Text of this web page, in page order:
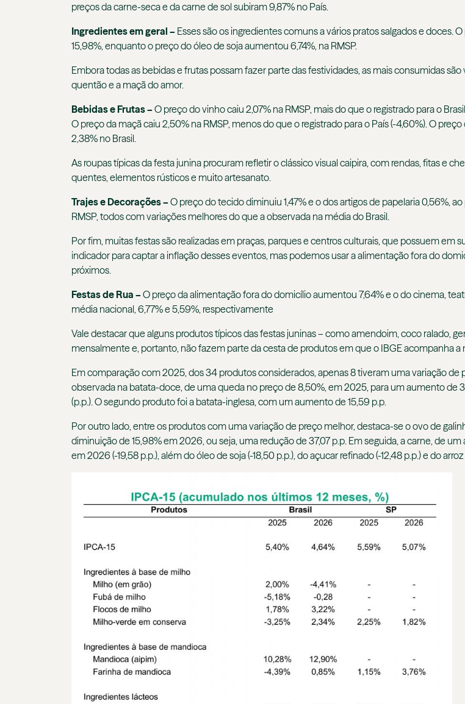
preços da carne-seca e da carne de sol subiram 9,87% no País.
Ingredientes em geral – Esses são os ingredientes comuns a vários pratos salgados e doces.
15,98%, enquanto o preço do óleo de soja aumentou 6,74%, na RMSP.
Embora todas as bebidas e frutas possam fazer parte das festividades, as mais consumidas
quentão e a maçã do amor.
Bebidas e Frutas –O preço do vinho caiu 2,07% na RMSP, mais do que o registrado para o
O preço da maçã caiu 2,50% na RMSP, menos do que o registrado para o País (-4,60%). O
2,38% no Brasil.
As roupas típicas da festa junina procuram refletir o clássico visual caipira, com rendas, fitas e
quentes, elementos rústicos e muito artesanato.
Trajes e Decorações –O preço do tecido diminuiu 1,47% e o dos artigos de papelaria 0,56%,
RMSP, todos com variações melhores do que a observada na média do Brasil.
Por fim, muitas festas são realizadas em praças, parques e centros culturais, que possuem em
indicador para captar a inflação desses eventos, mas podemos usar a alimentação fora do
próximos.
Festas de Rua –O preço da alimentação fora do domicílio aumentou 7,64% e o do cinema,
média nacional, 6,77% e 5,59%, respectivamente
Vale destacar que alguns produtos típicos das festas juninas – como amendoim, coco ralado,
mensalmente e, portanto, não fazem parte da cesta de produtos em que o IBGE acompanha a
Em comparação com 2025, dos 34 produtos considerados, apenas 8 tiveram uma variação de
observada na batata-doce, de uma queda no preço de 8,50%, em 2025, para um aumento
(p.p.). O segundo produto foi a batata-inglesa, com um aumento de 15,59 p.p.
Por outro lado, entre os produtos com uma variação de preço melhor, destaca-se o ovo de
diminuição de 15,98% em 2026, ou seja, uma redução de 37,07 p.p. Em seguida, a carne, de
em 2026 (-19,58 p.p.), além do óleo de soja (-18,50 p.p.), do açucar refinado (-12,48 p.p.) e do arroz